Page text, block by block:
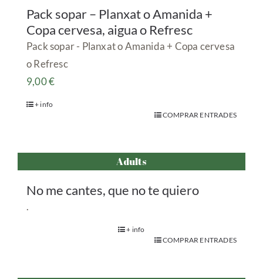
Pack sopar – Planxat o Amanida +
Copa cervesa, aigua o Refresc
Pack sopar - Planxat o Amanida + Copa cervesa
o Refresc
9,00€
+ info
COMPRAR ENTRADES
Adults
No me cantes, que no te quiero
.
+ info
COMPRAR ENTRADES